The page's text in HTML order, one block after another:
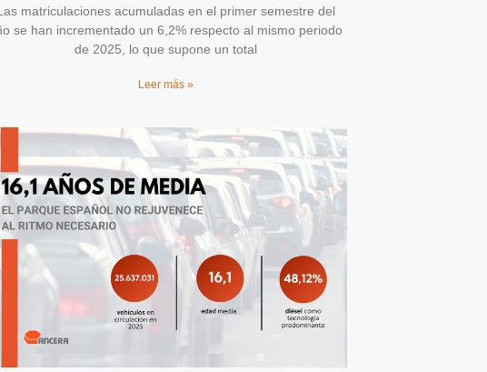
matriculaciones acumuladas en el primer semestre del
se han incrementado un 6,2% respecto al mismo periodo
de 2025, lo que supone un total
Leer más »